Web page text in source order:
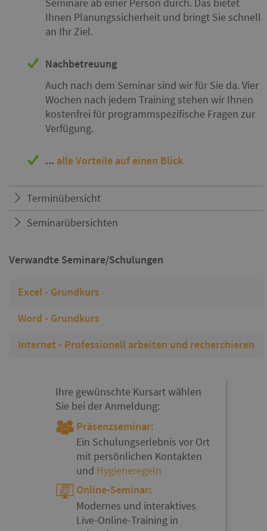
Ihnen Planungssicherheit und bringt Sie schnell
an Ihr Ziel.
Nachbetreuung
Auch nach dem Seminar sind wir für Sie da. Vier
Wochen nach jedem Training stehen wir Ihnen
kostenfrei für programmspezifische Fragen zur
Verfügung.
... alle Vorteile auf einen Blick
Terminübersicht
Seminarübersichten
Verwandte Seminare/Schulungen
Excel - Grundkurs
Word - Grundkurs
Internet - Professionell arbeiten und recherchieren
Ihre gewünschte Kursart wählen
Sie bei der Anmeldung:
Präsenzseminar:
Ein Schulungserlebnis vor Ort
mit persönlichen Kontakten
und Hygieneregeln
Online-Seminar:
Modernes und interaktives
Live-Online-Training in